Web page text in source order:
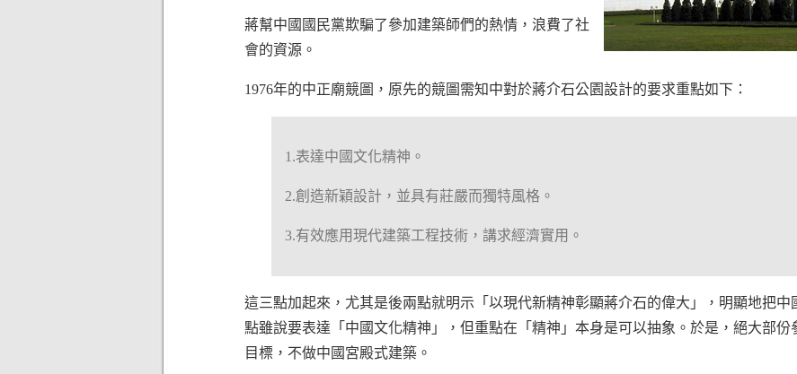
蔣幫中國國民黨欺騙了參加建築師們的熱情，浪費了社
會的資源。
1976年的中正廟競圖，原先的競圖需知中對於蔣介石公園設計的要求重點如下：
1.表達中國文化精神。
2.創造新穎設計，並具有莊嚴而獨特風格。
3.有效應用現代建築工程技術，講求經濟實用。
這三點加起來，尤其是後兩點就明示「以現代新精神彰顯蔣介石的偉大」，明顯地把
點雖說要表達「中國文化精神」，但重點在「精神」本身是可以抽象。於是，絕大部
目標，不做中國宮殿式建築。